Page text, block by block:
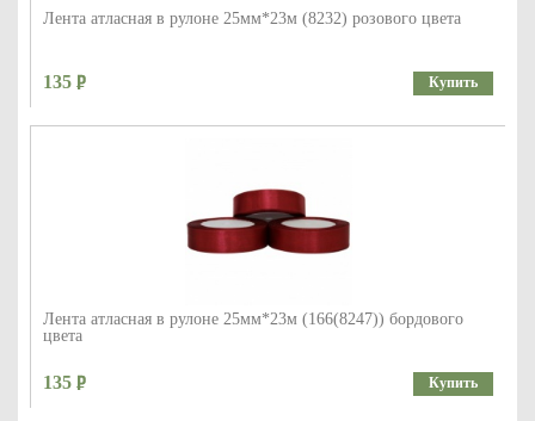
Лента атласная в рулоне 25мм*23м (8232) розового цвета
135 Купить
Лента атласная в рулоне 25мм*23м (166(8247)) бордового
цвета
135 Купить